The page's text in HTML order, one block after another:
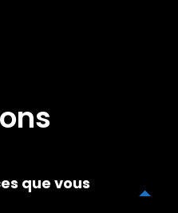
que vous